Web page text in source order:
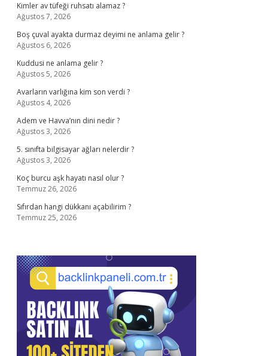
Kimler av tüfeği ruhsatı alamaz ?
Ağustos 7, 2026
Boş çuval ayakta durmaz deyimi ne anlama gelir ?
Ağustos 6, 2026
Kuddusi ne anlama gelir ?
Ağustos 5, 2026
Avarların varlığına kim son verdi ?
Ağustos 4, 2026
Adem ve Havva’nın dini nedir ?
Ağustos 3, 2026
5. sınıfta bilgisayar ağları nelerdir ?
Ağustos 3, 2026
Koç burcu aşk hayatı nasıl olur ?
Temmuz 26, 2026
Sıfırdan hangi dükkanı açabilirim ?
Temmuz 25, 2026